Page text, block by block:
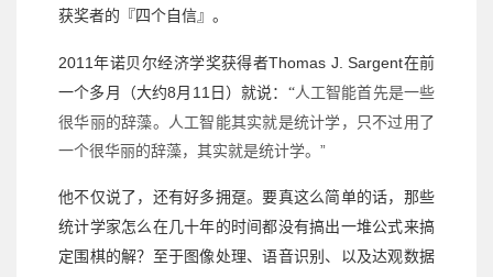
获奖者的『四个自信』。
2011年诺贝尔经济学奖获得者Thomas J. Sargent在前
一个多月（大约8月 11 日）就说： “人工智能首先是一些
很华丽的辞藻。人工智能其实就是统计学，只不过用了
一个很华丽的辞藻，其实就是统计学。”
他不仅说了，还有好多拥趸。要真这么简单的话，那些
统计学家怎么在几十年的时间都没有搞出一堆公式来搞
定围棋的解？至于图像处理、语音识别、以及达观数据